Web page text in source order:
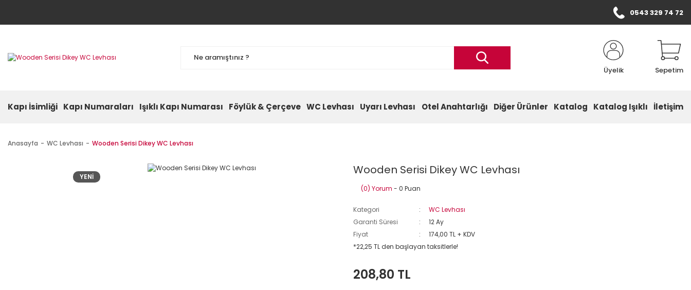
0543 329 74 72
Üyelik Sepetim
Kapı İsimliği Kapı Numaraları Işıklı Kapı Numarası Föylük & Çerçeve WC Levhası Uyarı Levhası Otel Anahtarlığı Diğer Ürünler Katalog Katalog Işıklı İletişim
Anasayfa WC Levhası Wooden Serisi Dikey WC Levhası
YENİ Wooden Serisi Dikey WC Levhası
(0) Yorum - 0 Puan
Kategori
WC Levhası
Garanti Süresi
12 Ay
Fiyat
174,00 TL + KDV
*22,25 TL den başlayan taksitlerle!
208,80 TL